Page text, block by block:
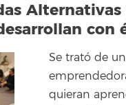
con
Se trató de
quieran